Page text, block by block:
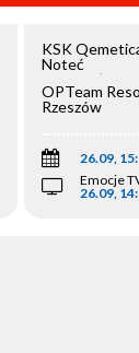
KSK
Noteć
Inowrocław
OPTeam
Rzeszów
26.09,
Emocje
26.09,